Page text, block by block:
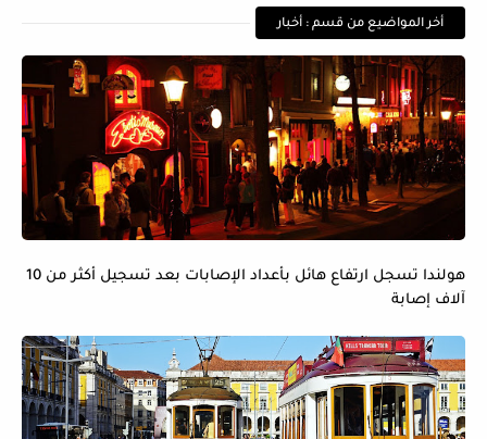
أخر المواضيع من قسم : أخبار
هولندا تسجل ارتفاع هائل بأعداد الإصابات بعد تسجيل أكثر من 10
آلاف إصابة